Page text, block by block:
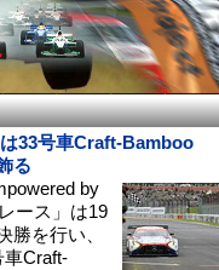
33号車Craft-Bamboo
る
by
ース」は19
勝を行い、
車Craft-